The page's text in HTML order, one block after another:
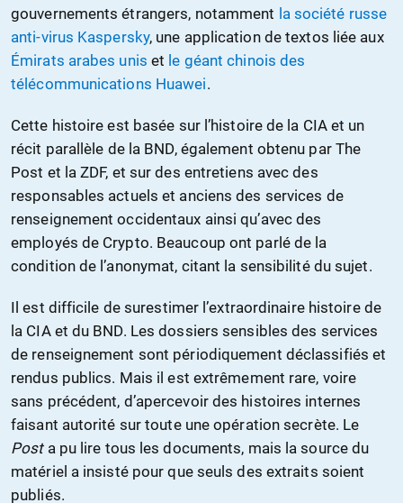
gouvernements étrangers, notamment la société russe
anti-virus Kaspersky, une application de textos liée aux
Émirats arabes unis et le géant chinois des
télécommunications Huawei.
Cette histoire est basée sur l’histoire de la CIA et un
récit parallèle de la BND, également obtenu par The
Post et la ZDF, et sur des entretiens avec des
responsables actuels et anciens des services de
renseignement occidentaux ainsi qu’avec des
employés de Crypto. Beaucoup ont parlé de la
condition de l’anonymat, citant la sensibilité du sujet.
Il est difficile de surestimer l’extraordinaire histoire de
la CIA et du BND. Les dossiers sensibles des services
de renseignement sont périodiquement déclassifiés et
rendus publics. Mais il est extrêmement rare, voire
sans précédent, d’apercevoir des histoires internes
faisant autorité sur toute une opération secrète. Le
Posta pu lire tous les documents, mais la source du
matériel a insisté pour que seuls des extraits soient
publiés.